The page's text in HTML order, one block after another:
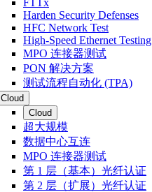
FTTx
Harden Security Defenses
HFC Network Test
High-Speed Ethernet Testing
MPO 连接器测试
PON 解决方案
测试流程自动化 (TPA)
Cloud
Cloud
超大规模
数据中心互连
MPO 连接器测试
第 1 层（基本）光纤认证
第 2 层（扩展）光纤认证